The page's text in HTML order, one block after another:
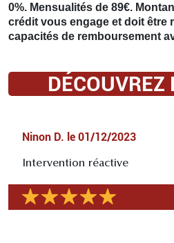
0%. Mensualités de 89€.
crédit vous engage et doit être
capacités de remboursement
DÉCOUVREZ
Ninon D. le 01/12/2023
Intervention réactive